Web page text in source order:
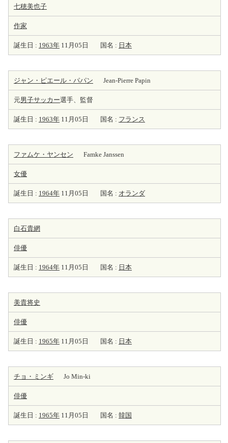
七穂美也子
作家
誕生日 : 1963年 11月05日 国名 : 日本
ジャン・ピエール・パパン Jean-Pierre Papin
元男子サッカー選手、監督
誕生日 : 1963年 11月05日 国名 : フランス
ファムケ・ヤンセン Famke Janssen
女優
誕生日 : 1964年 11月05日 国名 : オランダ
白石貴網
俳優
誕生日 : 1964年 11月05日 国名 : 日本
美貴将史
俳優
誕生日 : 1965年 11月05日 国名 : 日本
チョ・ミンギ Jo Min-ki
俳優
誕生日 : 1965年 11月05日 国名 : 韓国